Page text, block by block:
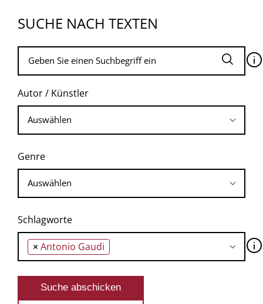
SUCHE NACH TEXTEN
🛈
Autor / Künstler
Genre
Schlagworte
× Antonio Gaudi 🛈